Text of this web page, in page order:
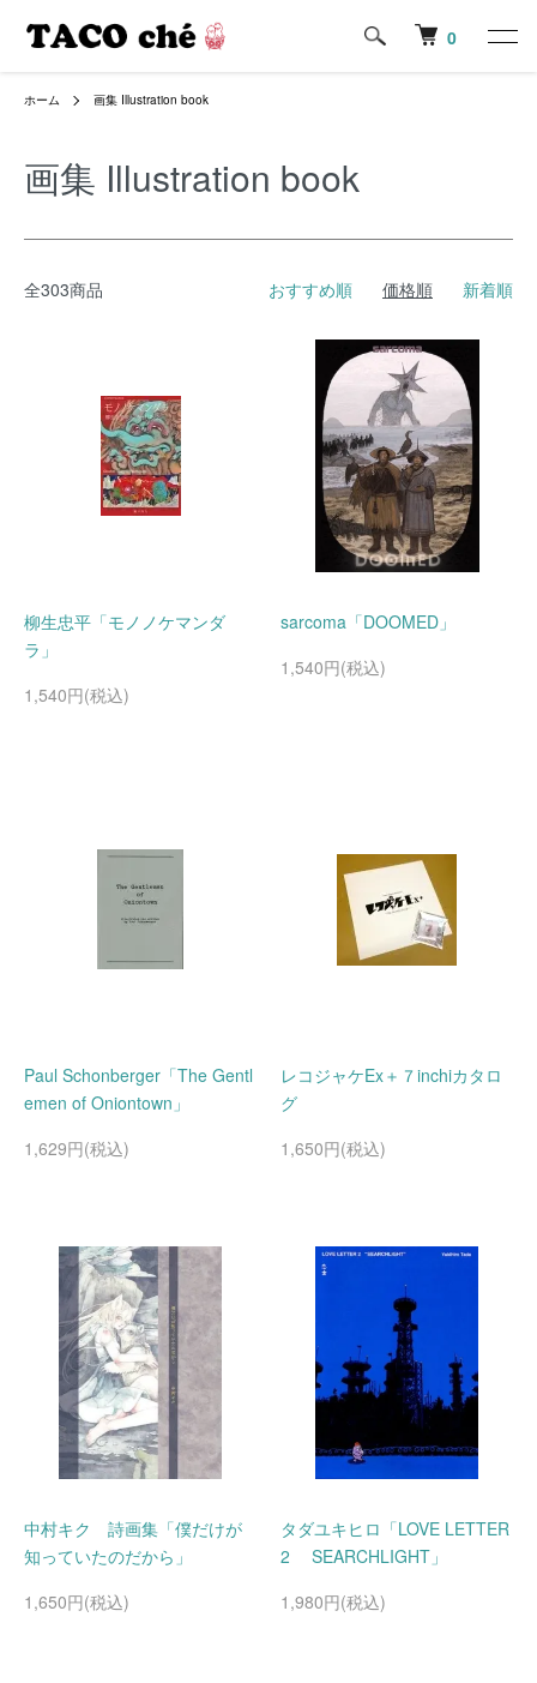
0
ホーム 画集 Illustration book
画集 Illustration book
全303商品 おすすめ順 価格順 新着順
柳生忠平「モノノケマンダ
ラ」
1,540円(税込)
sarcoma「DOOMED」
1,540円(税込)
Paul Schonberger「The Gentl
emen of Oniontown」
1,629円(税込)
レコジャケEx＋７inchiカタロ
グ
1,650円(税込)
中村キク 詩画集「僕だけが
知っていたのだから」
1,650円(税込)
タダユキヒロ「LOVE LETTER
2 SEARCHLIGHT」
1,980円(税込)